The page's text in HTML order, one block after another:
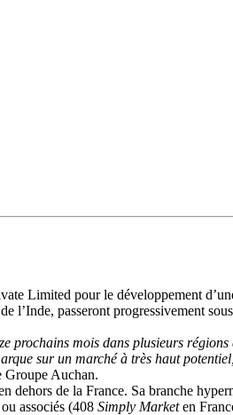
Limited pour le développement
l’Inde, passeront progressivement
prochains mois dans plusieurs régions
sur un marché à très haut
Groupe Auchan.
dehors de la France. Sa branche
associés (408 Simply Marketen